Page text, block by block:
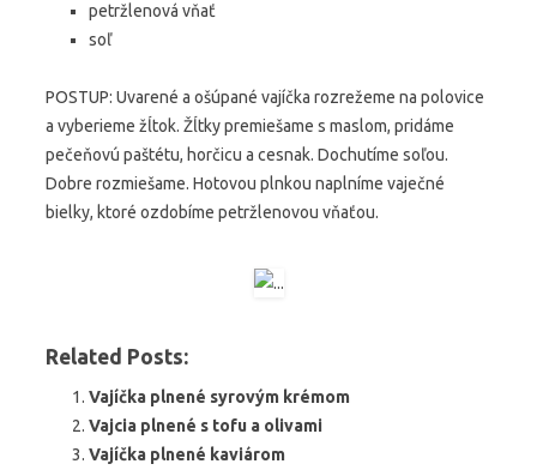
petržlenová vňať
soľ
POSTUP: Uvarené a ošúpané vajíčka rozrežeme na polovice
a vyberieme žĺtok. Žĺtky premiešame s maslom, pridáme
pečeňovú paštétu, horčicu a cesnak. Dochutíme soľou.
Dobre rozmiešame. Hotovou plnkou naplníme vaječné
bielky, ktoré ozdobíme petržlenovou vňaťou.
Related Posts:
Vajíčka plnené syrovým krémom
Vajcia plnené s tofu a olivami
Vajíčka plnené kaviárom